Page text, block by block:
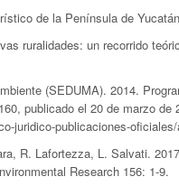
de la Península de
un recorrido
(SEDUMA). 2014.
publicado el 20 de marzo
juridico-publicaciones-
Lafortezza, L. Salvati.
Research 156: 1-9.